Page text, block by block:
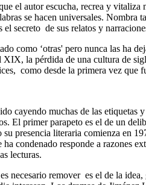
el autor escucha, recrea y
se hacen universales.
el secreto de sus relatos y
como ‘otras' pero nunca las ha
XIX, la pérdida de una cultura de
como desde la primera vez
cayendo muchas de las etiquetas
El primer parapeto es el de un
su presencia literaria comienza en
condenado responde a razones
lecturas.
necesario remover es el de la